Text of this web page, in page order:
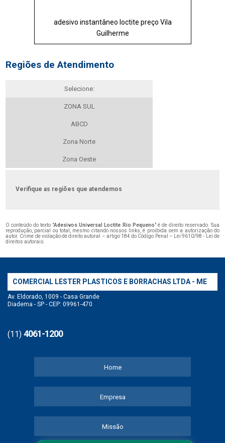
adesivo instantâneo loctite preço Vila
Guilherme
Regiões de Atendimento
Selecione:
ZONA SUL
ABCD
Zona Norte
Zona Oeste
Verifique as regiões que atendemos
O conteúdo do texto "Adesivos Universal Loctite Rio Pequeno" é de direito reservado. Sua
reprodução, parcial ou total, mesmo citando nossos links, é proibida sem a autorização do
autor. Crime de violação de direito autoral – artigo 184 do Código Penal –
Lei 9610/98 - Lei de
direitos autorais
COMERCIAL LESTER PLASTICOS E BORRACHAS LTDA - ME
Av. Eldorado, 1009 - Casa Grande
Diadema - SP - CEP: 09961-470
(11) 4061-1200
Home
Empresa
Missão